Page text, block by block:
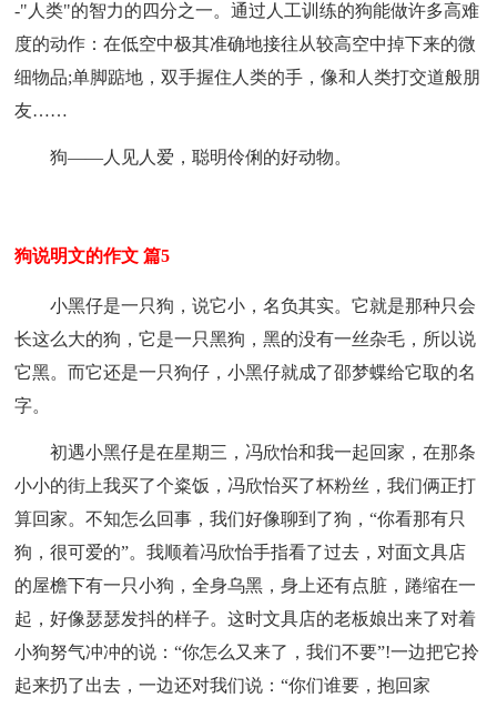
-"人类"的智力的四分之一。通过人工训练的狗能做许多高难
度的动作：在低空中极其准确地接往从较高空中掉下来的微
细物品;单脚踮地，双手握住人类的手，像和人类打交道般朋
友……
狗——人见人爱，聪明伶俐的好动物。
狗说明文的作文 篇5
小黑仔是一只狗，说它小，名负其实。它就是那种只会
长这么大的狗，它是一只黑狗，黑的没有一丝杂毛，所以说
它黑。而它还是一只狗仔，小黑仔就成了邵梦蝶给它取的名
字。
初遇小黑仔是在星期三，冯欣怡和我一起回家，在那条
小小的街上我买了个粢饭，冯欣怡买了杯粉丝，我们俩正打
算回家。不知怎么回事，我们好像聊到了狗，“你看那有只
狗，很可爱的”。我顺着冯欣怡手指看了过去，对面文具店
的屋檐下有一只小狗，全身乌黑，身上还有点脏，踡缩在一
起，好像瑟瑟发抖的样子。这时文具店的老板娘出来了对着
小狗努气冲冲的说：“你怎么又来了，我们不要”!一边把它拎
起来扔了出去，一边还对我们说：“你们谁要，抱回家